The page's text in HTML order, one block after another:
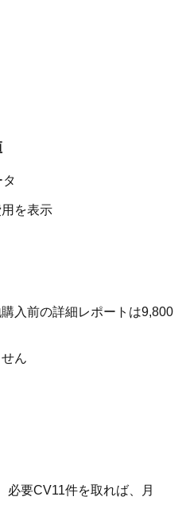
を表示
入前の詳細レポートは9,800
ん
必要CV11件を取れば、月